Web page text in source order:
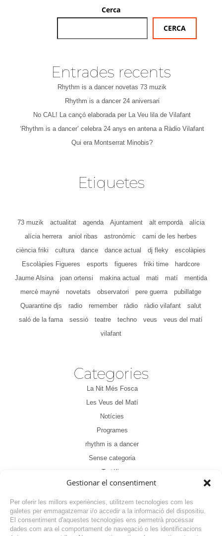
Gestionar el consentiment
Per oferir les millors experiències, utilitzem tecnologies com les
galetes per emmagatzemar i/o accedir a la informació del dispositiu.
El consentiment d'aquestes tecnologies ens permetrà processar
dades com ara el comportament de navegació o les identificacions
Cerca
CERCA
Entrades recents
Rhythm is a dancer novetas 73 muzik
Rhythm is a dancer 24 aniversari
No CAL! La cançó elaborada per La Veu lila de Vilafant
‘Rhythm is a dancer’ celebra 24 anys en antena a Ràdio Vilafant
Qui era Montserrat Minobis?
Etiquetes
73 muzik actualitat agenda Ajuntament alt empordà
alícia
alícia herrera
aniol ribas astronòmic
cami de les herbes
ciència friki
cultura dance dance actual dj fleky
escolàpies
Escolàpies Figueres
esports figueres friki time
hardcore
Jaume Alsina
joan ortensi makina actual mati matí
mentida
mercè mayné
novetats observatori pere guerra
pubillatge
Quarantine djs
radio remember ràdio ràdio vilafant
salut
saló de la fama
sessió teatre techno veus
veus del matí
vilafant
Categories
La Nit Més Fosca
Les Veus del Matí
Notícies
Programes
rhythm is a dancer
Sense categoria
Tertúlia